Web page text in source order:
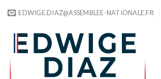
content
EDWIGE.DIAZ@ASSEMBLEE-NATIONALE.FR